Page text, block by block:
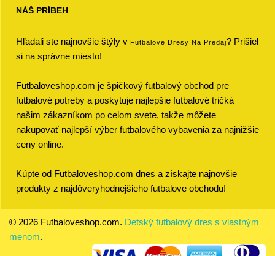
NÁŠ PRÍBEH
Hľadali ste najnovšie štýly v Futbalove Dresy Na Predaj? Prišiel
si na správne miesto!
Futbaloveshop.com je špičkový futbalový obchod pre
futbalové potreby a poskytuje najlepšie futbalové tričká
našim zákazníkom po celom svete, takže môžete
nakupovať najlepší výber futbalového vybavenia za najnižšie
ceny online.
Kúpte od Futbaloveshop.com dnes a získajte najnovšie
produkty z najdôveryhodnejšieho futbalove obchodu!
© 2026 Futbaloveshop.com. Detský futbalový dres s vlastným
menom.